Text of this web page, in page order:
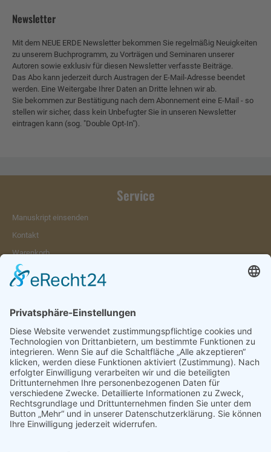
Newsletter
Mit dem NEUE ERDE Newsletter bekommen Sie regelmäßig Neuigkeiten
zu unserem Buchprogramm, zu Vorträgen und Seminaren unserer
Autoren sowie exklusiv für diesen Newsletter verfasste Beiträge.
Das Abo kann jederzeit durch Austragen der E-Mail-Adresse beendet
werden. Eine Weitergabe Ihrer Daten an Dritte lehnen wir ab.
Sie bekommen zur Bestätigung nach dem Abonnement eine E-Mail - so
stellen wir sicher, dass kein Unbefugter Sie in unseren Newsletter
eintragen kann (sog. "Double Opt-In").
Service
Manuskript einsenden
Kontakt
Warenkorb
Konto
Merkzettel
Vertrag widerrufen
Informationen
Impressum & Disclaimer
AGB und Widerrufsrecht